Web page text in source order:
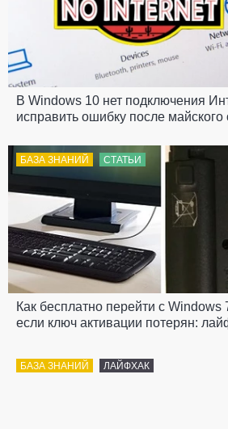
В Windows 10 нет подключения
исправить ошибку после
БАЗА ЗНАНИЙ СТАТЬИ
Как бесплатно перейти с Windows
если ключ активации потерян:
БАЗА ЗНАНИЙ ЛАЙФХАК